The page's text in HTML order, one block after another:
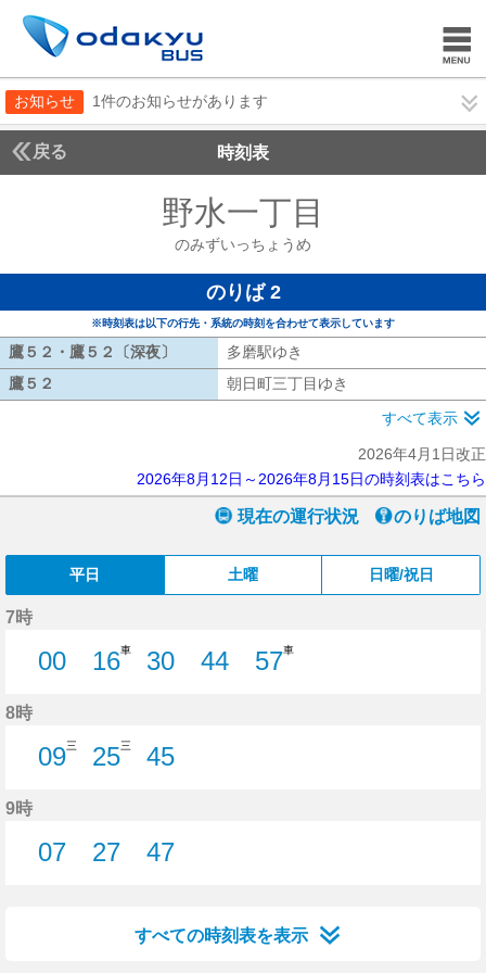
お知らせ 1件のお知らせがあります
戻る 時刻表
野水一丁目
のみずいっちょうめ
のりば 2
※時刻表は以下の行先・系統の時刻を合わせて表示しています
鷹５２・鷹５２〔深夜〕 鷹５２・鷹５２〔深夜〕
多磨駅ゆき
鷹５２
朝日町三丁目ゆき
すべて表示
2026年4月1日改正
2026年8月12日～2026年8月15日の時刻表はこちら
現在の運行状況 のりば地図
平日 土曜 日曜/祝日
7時
00
16車
30
44
57車
8時
09三
25三
45
9時
07
27
47
すべての時刻表を表示